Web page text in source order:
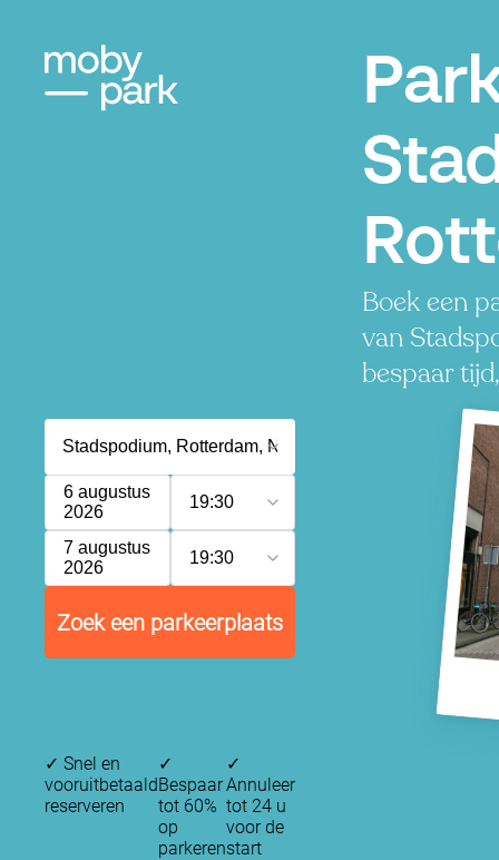
Boek een
van
bespaar
6 augustus
2026
19:30
7 augustus
2026
19:30
Zoek een parkeerplaats
✓ Snel en
vooruitbetaald
reserveren
✓
Bespaar
tot 60%
op
parkeren
✓
Annuleer
tot 24 u
voor de
start